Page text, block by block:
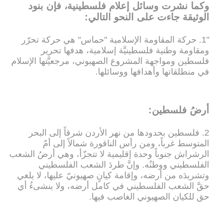
وكما نشرت وسائل إعلام فلسطينية، فإن بنود
الوثيقة جاءت على النحو التالي:
"1. حركة المقاومة الإسلامية "حماس" هي حركة تحرّر
ومقاومة وطنية فلسطينيَّة إسلامية، هدفها تحرير
فلسطين ومواجهة المشروع الصهيوني، مرجعيَّتها الإسلام
في منطلقاتها وأهدافها ووسائلها.
أرضُ فلسطين:
2. فلسطين بحدودها من نهر الأردن شرقاً إلى البحر
المتوسط غرباً، ومن رأس الناقورة شمالاً إلى أمّ
الرشراش جنوباً وحدة إقليمية لا تتجزّأ، وهي أرضُ الشعب
الفلسطيني ووطنُه. وإنَّ طردَ الشعب الفلسطيني
وتشريدَه من أرضه، وإقامة كيانٍ صهيونيّ عليها، لا يلغي
حقَّ الشعب الفلسطيني في كامل أرضه، ولا ينشىءُ أي
حق للكيان الصهيوني الغاصب فيها.